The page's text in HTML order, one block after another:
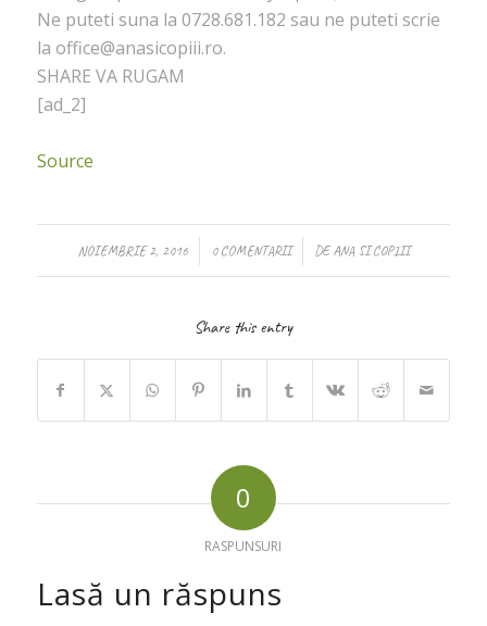
Ne puteti suna la 0728.681.182 sau ne puteti scrie
la office@anasicopiii.ro.
SHARE VA RUGAM
[ad_2]
Source
NOIEMBRIE 2, 2016
/ 0 COMENTARII
/ DEANA SI COPIII
Share this entry
0
RASPUNSURI
Lasă un răspuns